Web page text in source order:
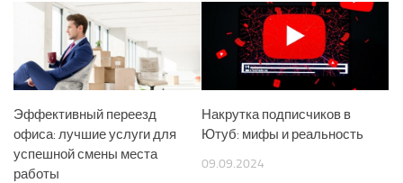
Эффективный переезд
офиса: лучшие услуги для
успешной смены места
работы
Накрутка подписчиков в
Ютуб: мифы и реальность
09.09.2024